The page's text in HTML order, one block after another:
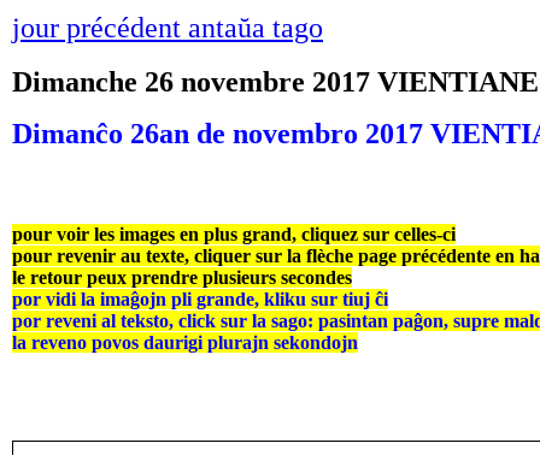
jour précédent antaŭa tago
Dimanche 26 novembre 2017 VIENTIANE
Dimanĉo 26an de novembro 2017
pour voir les images en plus grand, cliquez sur celles-ci
pour revenir au texte, cliquer sur la flèche page précédente en
le retour peux prendre plusieurs secondes
por vidi la imaĝojn pli grande, kliku sur tiuj ĉi
por reveni al teksto, click sur la sago: pasintan paĝon, supre
la reveno povos daurigi plurajn sekondojn